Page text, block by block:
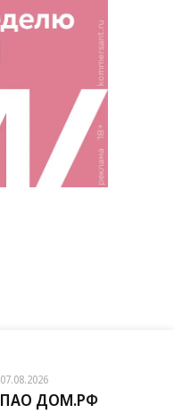
07.08.2026
ПАО ДОМ.РФ